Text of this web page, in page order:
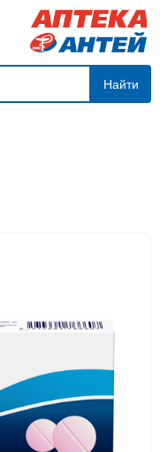
Найти